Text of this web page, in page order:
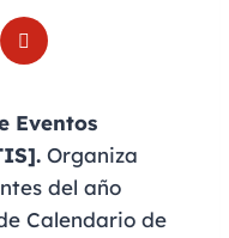
Eventos
Organiza
del año
Calendario de